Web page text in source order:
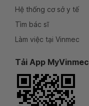
Hệ thống cơ sở y tế
Tìm bác sĩ
Làm việc tại Vinmec
Tải App MyVinmec